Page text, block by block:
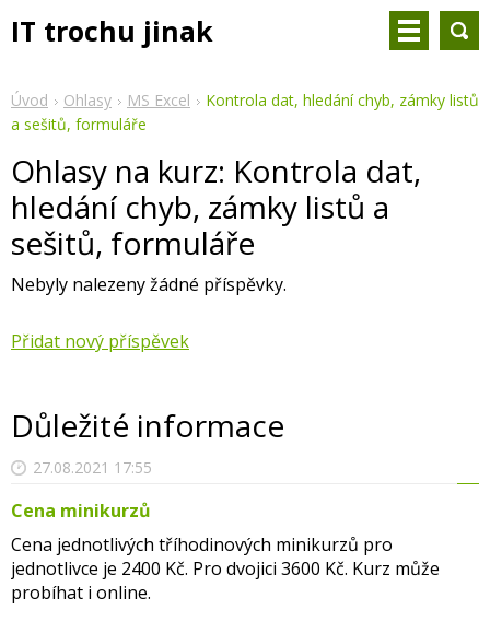
IT trochu jinak
Úvod Ohlasy MS Excel
Kontrola dat, hledání chyb, zámky listů
a sešitů, formuláře
Ohlasy na kurz: Kontrola dat,
hledání chyb, zámky listů a
sešitů, formuláře
Nebyly nalezeny žádné příspěvky.
Přidat nový příspěvek
Důležité informace
27.08.2021 17:55
Cena minikurzů
Cena jednotlivých tříhodinových minikurzů pro
jednotlivce je 2400 Kč. Pro dvojici 3600 Kč. Kurz může
probíhat i online.